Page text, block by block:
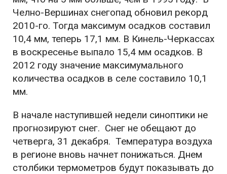
Челно-Вершинах снегопад обновил рекорд
2010-го. Тогда максимум осадков составил
10,4 мм, теперь 17,1 мм. В Кинель-Черкассах
в воскресенье выпало 15,4 мм осадков. В
2012 году значение максимумального
количества осадков в селе составило 10,1
мм.
В начале наступившей недели синоптики не
прогнозируют снег. Снег не обещают до
четверга, 31 декабря. Температура воздуха
в регионе вновь начнет понижаться. Днем
столбики термометров будут показывать до